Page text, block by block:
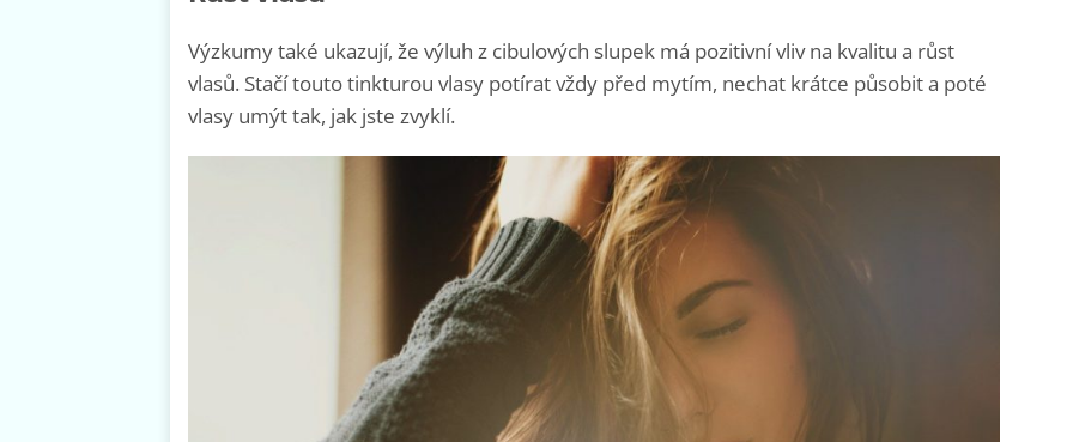
Výzkumy také ukazují, že výluh z cibulových slupek má pozitivní vliv na kvalitu a růst
vlasů. Stačí touto tinkturou vlasy potírat vždy před mytím, nechat krátce působit a poté
vlasy umýt tak, jak jste zvyklí.